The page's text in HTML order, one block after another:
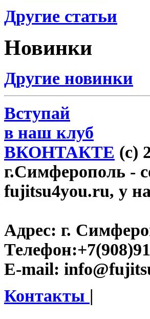
Другие статьи
Новинки
Другие новинки
Вступай
в наш клуб
ВКОНТАКТЕ (c)
г.Симферополь -
fujitsu4you.ru, у
Адрес: г.
Телефон:
E-mail:
Контакты |